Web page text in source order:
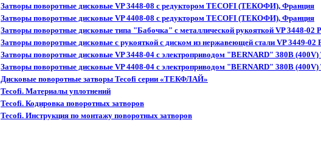
Затворы поворотные дисковые VP 3448-08 с редуктором TECOFI (ТЕКОФИ), Франция
Затворы поворотные дисковые VP 4408-08 с редуктором TECOFI (ТЕКОФИ), Франция
Затворы поворотные дисковые типа "Бабочка" с металлической рукояткой VP 3448-
Затворы поворотные дисковые c рукояткой с диском из нержавеющей стали VP
Затворы поворотные дисковые VP 3448-04 с электроприводом "BERNARD" 380B
Затворы поворотные дисковые VP 4408-04 с электроприводом "BERNARD" 380В
Дисковые поворотные затворы Tecofi cерии «ТЕКФЛАЙ»
Tecofi. Материалы уплотнений
Tecofi. Кодировка поворотных затворов
Tecofi. Инструкция по монтажу поворотных затворов